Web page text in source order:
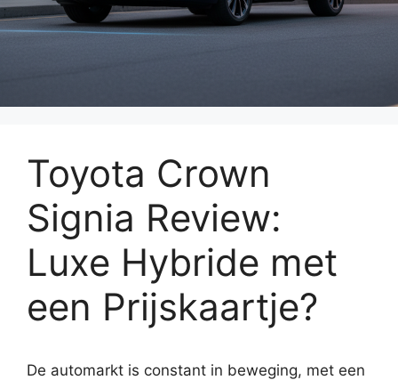
Toyota Crown
Signia Review:
Luxe Hybride met
een Prijskaartje?
De automarkt is constant in beweging, met een